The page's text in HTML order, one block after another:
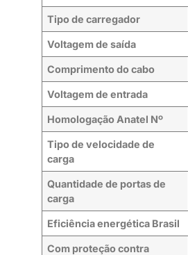
Tipo de carregador
Voltagem de saída
Comprimento do cabo
Voltagem de entrada
Homologação Anatel Nº
Tipo de velocidade de
carga
Quantidade de portas de
carga
Eficiência energética Brasil
Com proteção contra